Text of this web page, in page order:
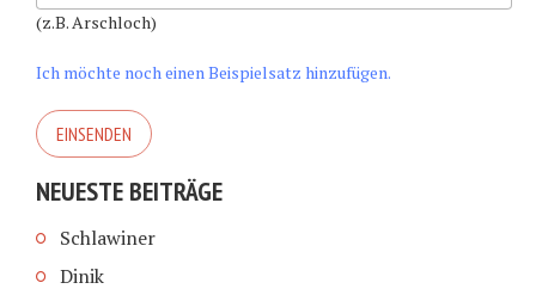
(z.B. Arschloch)
Ich möchte noch einen Beispielsatz hinzufügen.
NEUESTE BEITRÄGE
Schlawiner
Dinik